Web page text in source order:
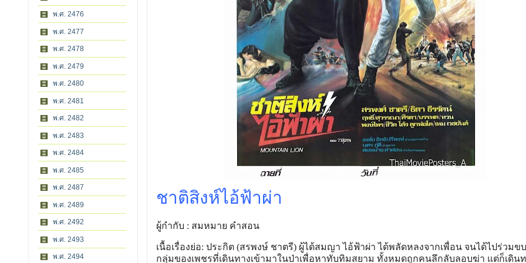
พ.ศ. 2476
พ.ศ. 2477
พ.ศ. 2478
พ.ศ. 2479
พ.ศ. 2480
พ.ศ. 2481
พ.ศ. 2482
พ.ศ. 2483
พ.ศ. 2484
พ.ศ. 2485
พ.ศ. 2487
พ.ศ. 2489
พ.ศ. 2492
พ.ศ. 2493
พ.ศ. 2494
ชาติสิงห์ไอ้ฟ้าผ่า
ผู้กำกับ : สมหมาย คำสอน
เนื้อเรื่องย่อ: ประกิต (สรพงษ์ ชาตรี) ผู้ได้สมญา ไอ้ฟ้าผ่า ได้พลัดหลงจากเพื่อน จนได้ไปร่วมข
กลุ่มของเพชรที่เดินทางเข้ามาในป่าเพื่อหาทับทิมสยาม ทั้งหมดถูกคนลึกลับลอบฆ่า แต่ก็เดิน